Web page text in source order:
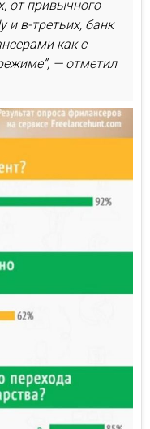
от привычного
и в-третьих, банк
как с
— отметил